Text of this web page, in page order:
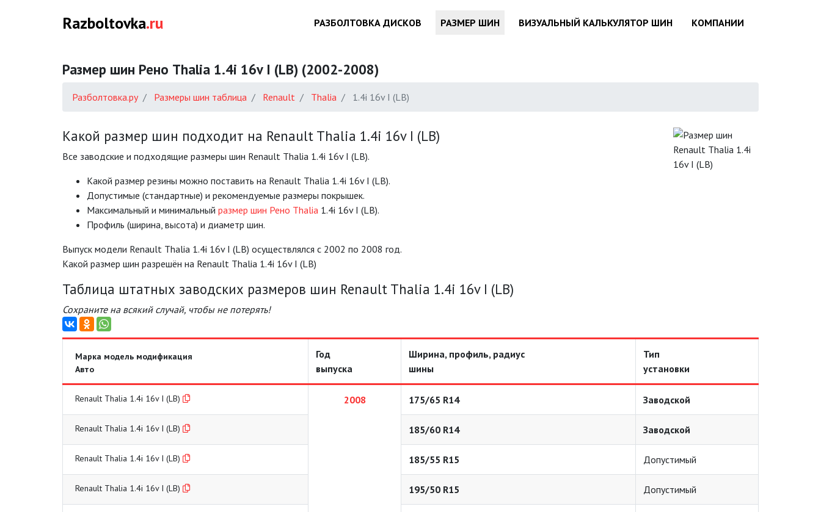
Razboltovka.ru РАЗБОЛТОВКА ДИСКОВ РАЗМЕР ШИН ВИЗУАЛЬНЫЙ КАЛЬКУЛЯТОР ШИН КОМПАНИИ
Размер шин Рено Thalia 1.4i 16v I (LB) (2002-2008)
Разболтовка.ру Размеры шин таблица Renault Thalia 1.4i 16v I (LB)
Какой размер шин подходит на Renault Thalia 1.4i 16v I (LB)
Все заводские и подходящие размеры шин Renault Thalia 1.4i 16v I (LB).
Какой размер резины можно поставить на Renault Thalia 1.4i 16v I (LB).
Допустимые (стандартные) и рекомендуемые размеры покрышек.
Mаксимальный и минимальный размер шин Рено Thalia 1.4i 16v I (LB).
Профиль (ширина, высота) и диаметр шин.
Выпуск модели Renault Thalia 1.4i 16v I (LB) осуществлялся с 2002 по 2008 год.
Какой размер шин разрешён на Renault Thalia 1.4i 16v I (LB)
Таблица штатных заводских размеров шин Renault Thalia 1.4i 16v I (LB)
Сохраните на всякий случай, чтобы не потерять!
Марка модель модификация
Авто
Год
выпуска
Ширина, профиль, радиус
шины
Тип
установки
Renault Thalia 1.4i 16v I (LB) 2008 175/65 R14 Заводской
Renault Thalia 1.4i 16v I (LB) 185/60 R14 Заводской
Renault Thalia 1.4i 16v I (LB) 185/55 R15 Допустимый
Renault Thalia 1.4i 16v I (LB) 195/50 R15 Допустимый